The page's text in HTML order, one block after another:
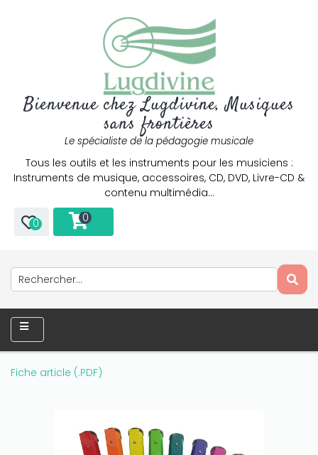
Bienvenue chez Lugdivine, Musiques
sans frontières
Le spécialiste de la pédagogie musicale
Tous les outils et les instruments pour les musiciens :
Instruments de musique, accessoires, CD, DVD, Livre-CD &
contenu multimédia…
0 0
Fiche article (.PDF)